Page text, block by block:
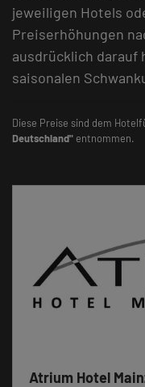
jeweiligen Hotels
Preiserhöhungen
ausdrücklich darauf
saisonalen
Diese Preise sind dem
Deutschland" entnommen.
Atrium Hotel